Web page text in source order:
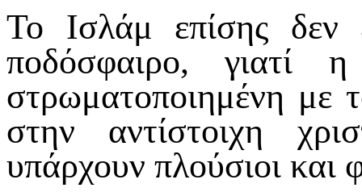
Το Ισλάμ επίσης δεν
ποδόσφαιρο, γιατί
στρωματοποιημένη με
στην αντίστοιχη
υπάρχουν πλούσιοι και